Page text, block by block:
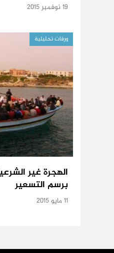
19 نوفمبر 2015
ورقات تحليلية
الهجرة غير
برسم التسعير
11 مايو 2015